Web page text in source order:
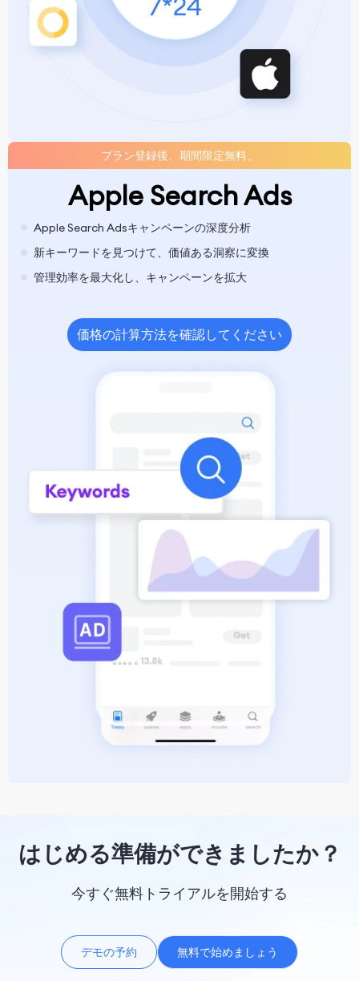
プラン登録後、期間限定無料。
Apple Search Ads
Apple Search Adsキャンペーンの深度分析
新キーワードを見つけて、価値ある洞察に変換
管理効率を最大化し、キャンペーンを拡大
価格の計算方法を確認してください
はじめる準備ができましたか？
今すぐ無料トライアルを開始する
デモの予約 無料で始めましょう